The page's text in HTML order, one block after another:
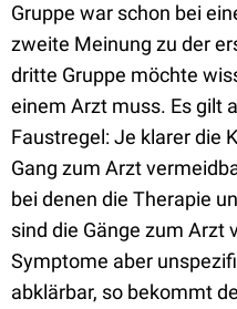
Gruppe war schon bei
zweite Meinung zu der
dritte Gruppe möchte
einem Arzt muss. Es gilt
Faustregel: Je klarer die
Gang zum Arzt
bei denen die Therapie
sind die Gänge zum Arzt
Symptome aber
abklärbar, so bekommt